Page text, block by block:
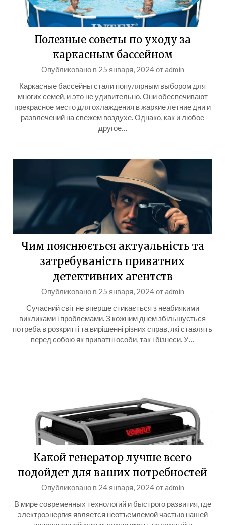
Полезные советы по уходу за
каркасным бассейном
Опубликовано в 25 января, 2024отadmin
Каркасные бассейны стали популярным выбором для
многих семей, и это не удивительно. Они обеспечивают
прекрасное место для охлаждения в жаркие летние дни и
развлечений на свежем воздухе. Однако, как и любое
другое…
Чим пояснюється актуальність та
затребуваність приватних
детективних агентств
Опубликовано в 25 января, 2024отadmin
Сучасний світ не вперше стикається з неабиякими
викликами і проблемами. З кожним днем збільшується
потреба в розкритті та вирішенні різних справ, які ставлять
перед собою як приватні особи, так і бізнеси. У…
Какой генератор лучше всего
подойдет для ваших потребностей
Опубликовано в 24 января, 2024отadmin
В мире современных технологий и быстрого развития, где
электроэнергия является неотъемлемой частью нашей